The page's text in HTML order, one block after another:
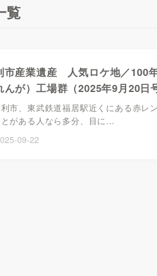
覧
市産業遺産 人気ロケ地／100
んが）工場群（2025年9月20日
市、東武鉄道福居駅近くにある赤レ
がある人なら多分、目に…
09-22